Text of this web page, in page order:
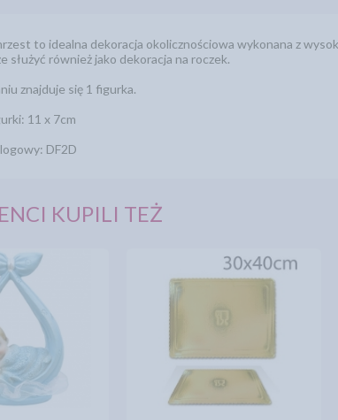
to idealna dekoracja okolicznościowa wykonana z
służyć również jako dekoracja na roczek.
znajduje się 1 figurka.
11 x 7cm
DF2D
KUPILI TEŻ